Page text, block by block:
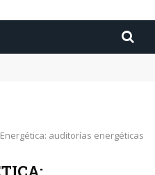
prepara una subasta de 600
auditorías energéticas